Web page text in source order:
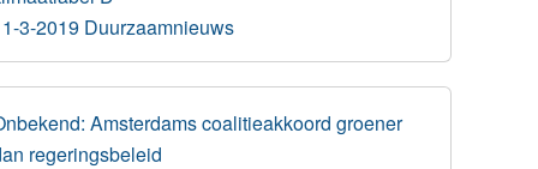
3-2019 Duurzaamnieuws
Amsterdams coalitieakkoord groener
regeringsbeleid